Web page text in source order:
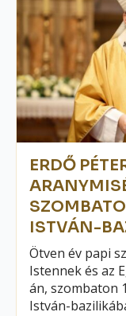
ERDŐ
ISTVÁN-
Ötven év papi
Istennek és az
án, szombaton
István-